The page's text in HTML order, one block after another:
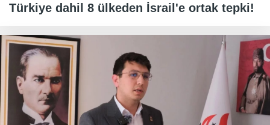
Türkiye dahil 8 ülkeden İsrail'e ortak tepki!